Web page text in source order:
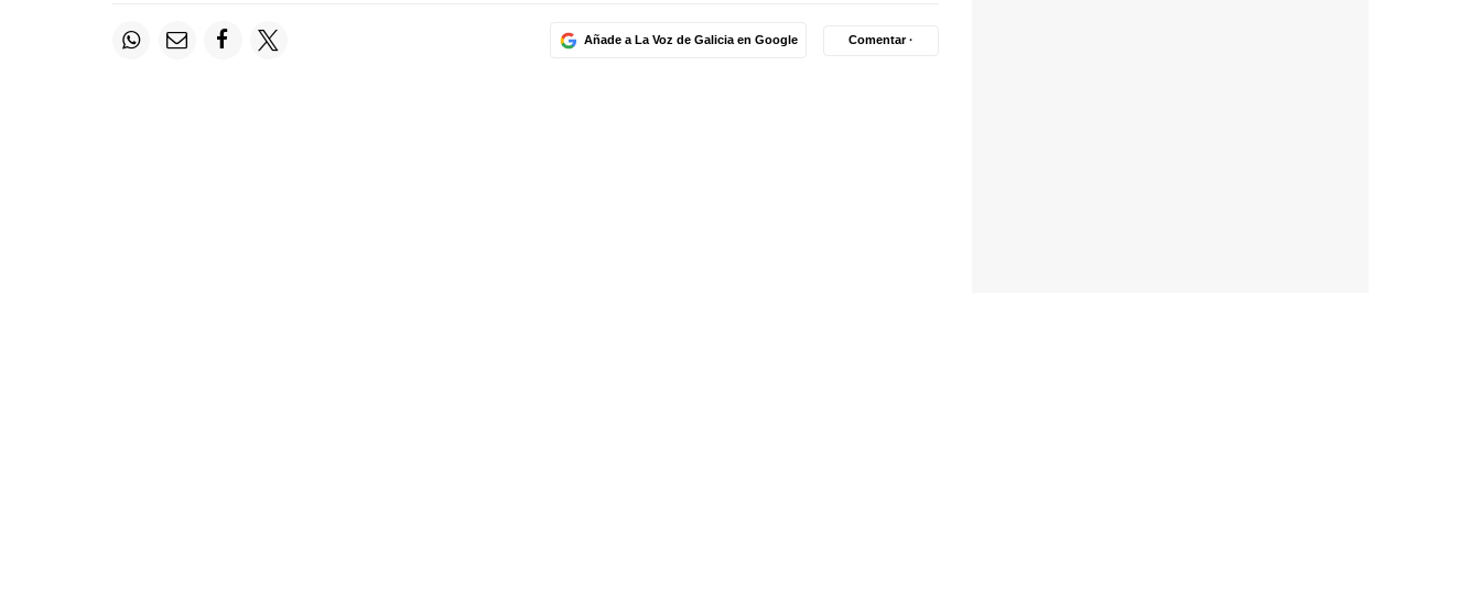
Añade a La Voz de Galicia en Google Comentar ·